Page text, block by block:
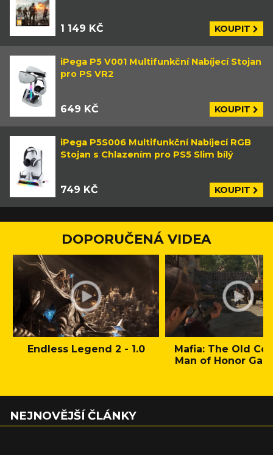
1 149 KČ KOUPIT
iPega P5 V001 Multifunkční Nabíjecí Stojan
pro PS VR2
649 KČ KOUPIT
iPega P5S006 Multifunkční Nabíjecí RGB
Stojan s Chlazením pro PS5 Slim bílý
749 KČ KOUPIT
DOPORUČENÁ VIDEA
Endless Legend 2 - 1.0
Mafia: The Old
Man of Honor
NEJNOVĚJŠÍ ČLÁNKY